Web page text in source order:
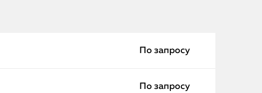
По запросу
По запросу